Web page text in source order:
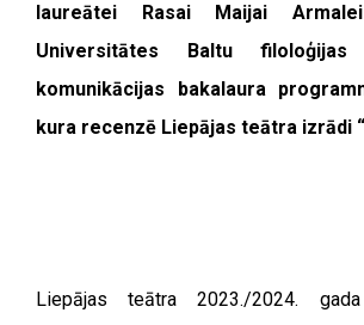
laureātei Rasai Maijai
Universitātes Baltu
komunikācijas bakalaura
kura recenzē Liepājas teātra izrādi
Liepājas teātra 2023./2024.